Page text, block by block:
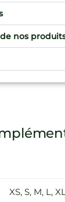
nos
XS, S, M, L,